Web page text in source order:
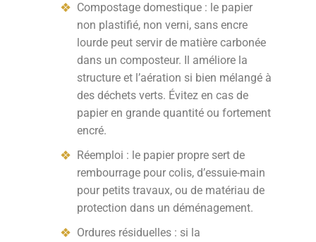
Compostage domestique : le papier
non plastifié, non verni, sans encre
lourde peut servir de matière carbonée
dans un composteur. Il améliore la
structure et l’aération si bien mélangé à
des déchets verts. Évitez en cas de
papier en grande quantité ou fortement
encré.
Réemploi : le papier propre sert de
rembourrage pour colis, d’essuie-main
pour petits travaux, ou de matériau de
protection dans un déménagement.
Ordures résiduelles : si la